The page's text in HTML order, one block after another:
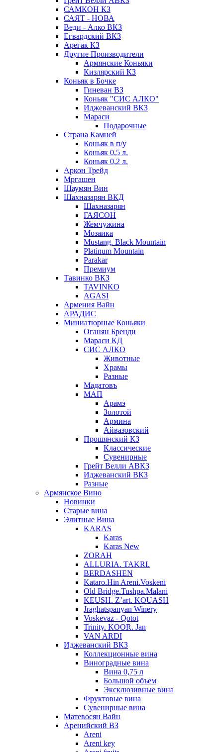
САМКОН КЗ
САЯТ - НОВА
Веди - Алко ВКЗ
Егвардский ВКЗ
Арегак КЗ
Другие Производители
Армянские Коньяки
Кизлярский КЗ
Коньяк в Бочке
Гиневан ВЗ
Коньяк "СИС АЛКО"
Иджеванский ВКЗ
Мараси
Подарочные
Страна Камней
Коньяк в п/у
Коньяк 0,5 л.
Коньяк 0,2 л.
Аркон Трейд
Мргашен
Шаумян Вин
Шахназарян ВКД
Шахназарян
ГАЯСОН
Жемчужина
Мозаика
Mustang. Black Mountain
Platinum Mountain
Parakar
Премиум
Тавинко ВКЗ
TAVINKO
AGASI
Армения Вайн
АРАДИС
Миниатюрные Коньяки
Оганян Бренди
Мараси КД
СИС АЛКО
Животные
Храмы
Разные
Мадатовъ
МАП
Арамэ
Золотой
Армина
Айвазовский
Прошянский КЗ
Классические
Сувенирные
Грейт Велли АВКЗ
Иджеванский ВКЗ
Разные
Армянское Вино
Новинки
Старые вина
Элитные Вина
KARAS
Karas
Karas New
ZORAH
ALLURIA. TAKRI.
BERDASHEN
Kataro.Hin Areni.Voskeni
Old Bridge.Tushpa.Malani
KEUSH. Z’art. KOUASH
Jraghatspanyan Winery
Voskevaz - Qotot
Trinity. KOOR. Jan
VAN ARDI
Иджеванский ВКЗ
Коллекционные вина
Виноградные вина
Вина 0,75 л
Большой объем
Эксклюзивные вина
Фруктовые вина
Cувенирные вина
Матевосян Вайн
Аренийский ВЗ
Areni
Areni key